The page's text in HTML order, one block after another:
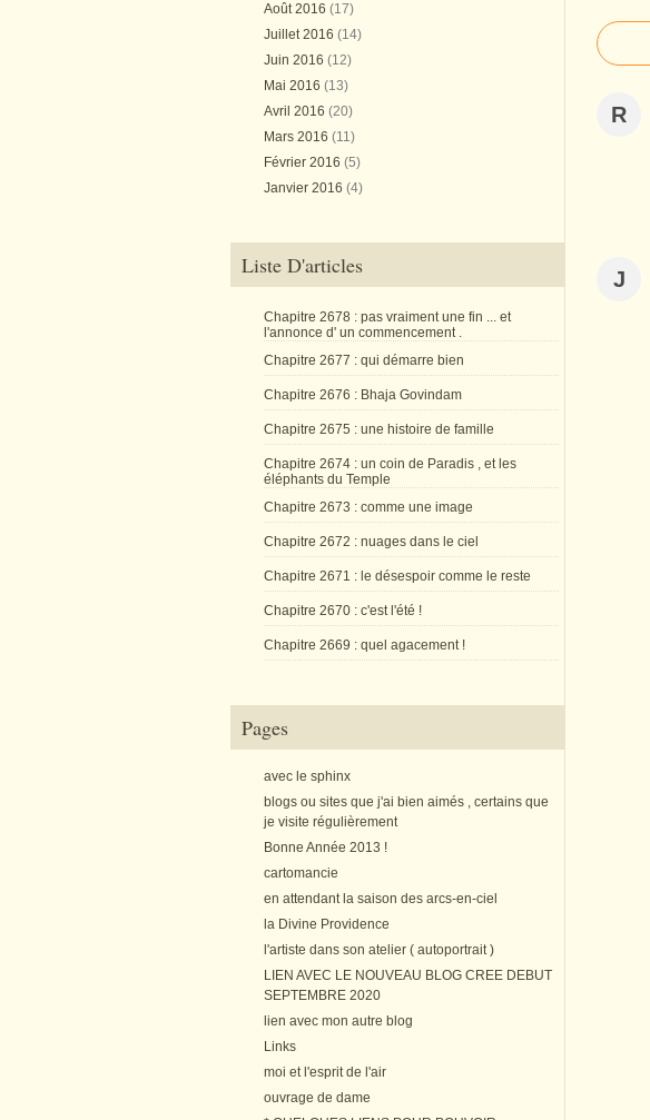
Août 2016 (17)
Juillet 2016 (14)
Juin 2016 (12)
Mai 2016 (13)
Avril 2016 (20)
Mars 2016 (11)
Février 2016 (5)
Janvier 2016 (4)
Liste D'articles
Chapitre 2678 : pas vraiment une fin ... et
l'annonce d' un commencement .
Chapitre 2677 : qui démarre bien
Chapitre 2676 : Bhaja Govindam
Chapitre 2675 : une histoire de famille
Chapitre 2674 : un coin de Paradis , et les
éléphants du Temple
Chapitre 2673 : comme une image
Chapitre 2672 : nuages dans le ciel
Chapitre 2671 : le désespoir comme le reste
Chapitre 2670 : c'est l'été !
Chapitre 2669 : quel agacement !
Pages
avec le sphinx
blogs ou sites que j'ai bien aimés , certains que
je visite régulièrement
Bonne Année 2013 !
cartomancie
en attendant la saison des arcs-en-ciel
la Divine Providence
l'artiste dans son atelier ( autoportrait )
LIEN AVEC LE NOUVEAU BLOG CREE DEBUT
SEPTEMBRE 2020
lien avec mon autre blog
Links
moi et l'esprit de l'air
ouvrage de dame
R
J